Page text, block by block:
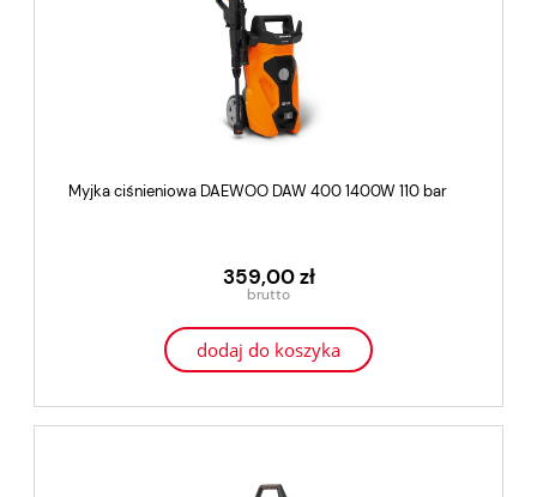
Myjka ciśnieniowa DAEWOO DAW 400 1400W 110 bar
359,00 zł
dodaj do koszyka